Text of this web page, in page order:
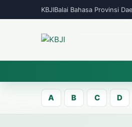
KBJIBalai Bahasa Provinsi
A B C D